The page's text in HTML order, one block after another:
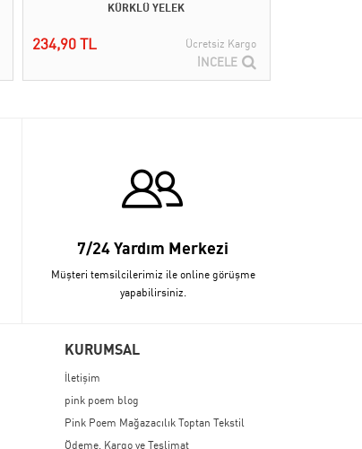
KÜRKLÜ YELEK
234,90 TL Ücretsiz Kargo
İNCELE
7/24 Yardım Merkezi
Müşteri temsilcilerimiz ile online görüşme
yapabilirsiniz.
KURUMSAL
İletişim
pink poem blog
Pink Poem Mağazacılık Toptan Tekstil
Ödeme, Kargo ve Teslimat